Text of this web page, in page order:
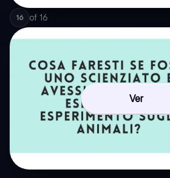
16 of 16
Ver